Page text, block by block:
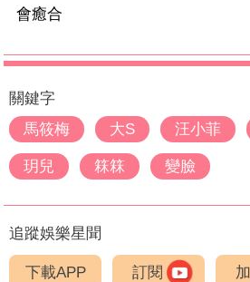
會癒合
關鍵字
馬筱梅
大S 汪小菲
玥兒 箖箖 變臉
追蹤娛樂星聞
下載APP 訂閱